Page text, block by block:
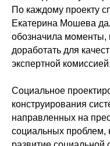
По каждому проекту
Екатерина Мошева
обозначила моменты,
доработать для
экспертной комиссией.
Социальное
конструирования
направленных на
социальных проблем,